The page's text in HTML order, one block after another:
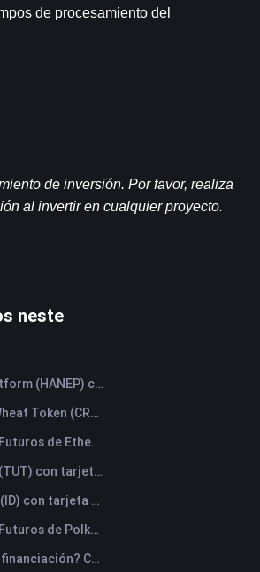
de procesamiento del
de inversión. Por favor, realiza
al invertir en cualquier proyecto.
neste
Comprar HANePlatform (HANEP) con tarjeta de crédito o débito instantáneamente
Comprar Cropto Wheat Token (CROW) con tarjeta de crédito o débito instantáneamente
Cómo Operar con Futuros de Ethena (ENA): Una Guía Completa para Principiantes
Comprar Tutorial (TUT) con tarjeta de crédito o débito instantáneamente
Comprar Space ID (ID) con tarjeta de crédito o débito instantáneamente
Cómo Operar con Futuros de Polkadot (DOT): Una Guía Completa para Principiantes
¿Qué es la tasa de financiación? Comprender las señales del mercado y sus usos incorrectos más comunes